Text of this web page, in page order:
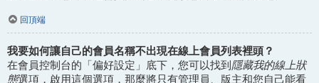
回頂端
我要如何讓自己的會員名稱不出現在線上會員列表裡頭？
在會員控制台的「偏好設定」底下，您可以找到 隱藏我的線上狀
態選項，啟用這個選項，那麼將只有管理員、版主和您自己能看